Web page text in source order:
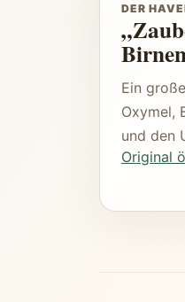
DER
Ein
Oxymel,
und den
Original